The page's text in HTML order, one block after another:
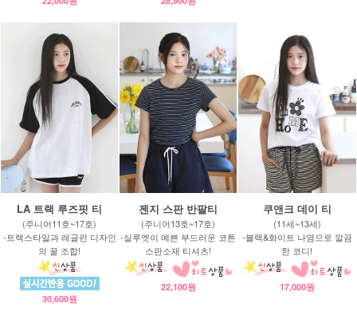
LA 트랙 루즈핏 티
(주니어11호~17호)
-트랙스타일과 레글런 디자인
의 꿀 조합!
30,600원
젠지 스판 반팔티
(주니어13호~17호)
-실루엣이 예쁜 부드러운 코튼
스판소재 티셔츠!
22,100원
쿠앤크 데이 티
(11세~13세)
-블랙&화이트 나염으로 깔끔
한 코디!
17,000원